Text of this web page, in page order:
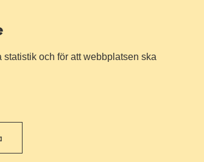
och för att webbplatsen ska